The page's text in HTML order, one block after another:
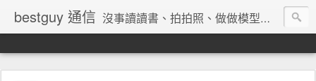
bestguy 通信 沒事讀讀書、拍拍照、做做模型、收集玩具與老相機的網路業老兵